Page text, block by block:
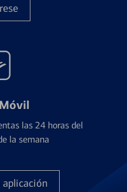
las 24 horas del
la semana
aplicación